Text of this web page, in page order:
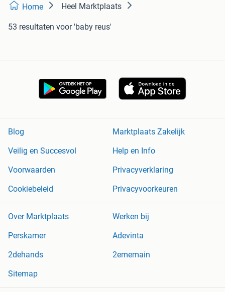
Home Heel Marktplaats
53 resultaten voor 'baby reus'
Blog
Marktplaats Zakelijk
Veilig en Succesvol
Help en Info
Voorwaarden
Privacyverklaring
Cookiebeleid
Privacyvoorkeuren
Over Marktplaats
Werken bij
Perskamer
Adevinta
2dehands
2ememain
Sitemap